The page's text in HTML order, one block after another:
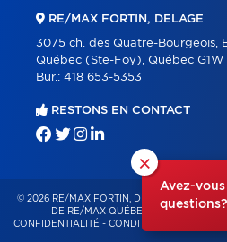
×
Avez-vous
questions?
RE/MAX FORTIN, DELAGE
3075 ch. des Quatre-Bourgeois,
Québec (Ste-Foy), Québec G1W
Bur.: 418 653-5353
RESTONS EN CONTACT
© 2026 RE/MAX FORTIN, DELAGE –
DE RE/MAX QUÉBEC – TOUS DROITS
CONFIDENTIALITÉ - CONDITIONS